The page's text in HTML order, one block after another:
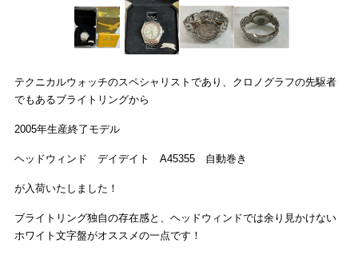
トレトレ倉庫 糸満店
ル店
テクニカルウォッチのスペシャリストであり、クロノグラフの先駆者
でもあるブライトリングから
2005年生産終了モデル
ヘッドウィンド デイデイト A45355 自動巻き
が入荷いたしました！
ブライトリング独自の存在感と、ヘッドウィンドでは余り見かけない
ホワイト文字盤がオススメの一点です！